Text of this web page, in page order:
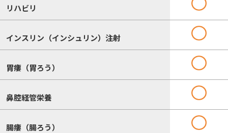
リハビリ
インスリン（インシュリン）注射
胃瘻（胃ろう）
鼻腔経管栄養
腸瘻（腸ろう）